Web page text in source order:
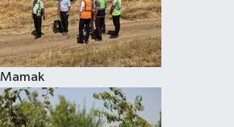
Mamak